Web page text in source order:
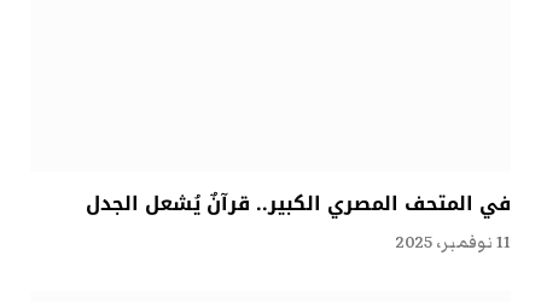
في المتحف المصري الكبير.. قرآنٌ يُشعل الجدل
11 نوفمبر، 2025